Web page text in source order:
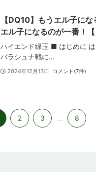
【DQ10】もうエル子に
エル子になるのが一番！【
ハイエンド緑玉 ■ はじめに
バラシュナ戦に...
2024年12月13日 コメント(7件)
2 3 ... 8